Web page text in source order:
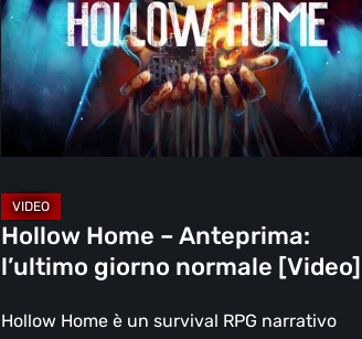
l’ultimo
giorno
normale
[Video]
Hollow Home – Anteprima:
l’ultimo giorno normale [Video]
Hollow Home è un survival RPG narrativo